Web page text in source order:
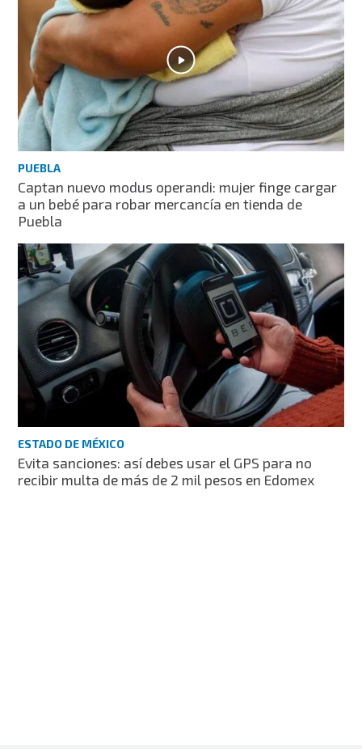
PUEBLA
Captan nuevo modus operandi: mujer finge cargar
a un bebé para robar mercancía en tienda de
Puebla
ESTADO DE MÉXICO
Evita sanciones: así debes usar el GPS para no
recibir multa de más de 2 mil pesos en Edomex